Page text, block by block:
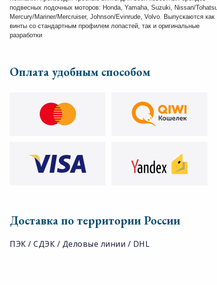
подвесных лодочных моторов: Honda, Yamaha, Suzuki, Nissan/
Mercury/Mariner/Mercruiser, Johnson/Evinrude, Volvo. Выпускаются как
винты со стандартным профилем лопастей, так и оригинальные
разработки
Оплата удобным способом
Доставка по территории России
ПЭК / СДЭК / Деловые линии / DHL